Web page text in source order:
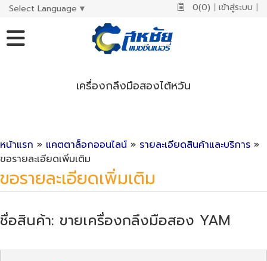
Select Language ▼ 0(0) | เข้าสู่ระบบ |
เครื่องกลึงมือสองไต้หวัน
หน้าแรก » แคตตาล็อกออนไลน์ » รายละเอียดสินค้าและบริการ »
ขอรายละเอียดเพิ่มเติม
ขอรายละเอียดเพิ่มเติม
ชื่อสินค้า: ขายเครื่องกลึงมือสอง YAM